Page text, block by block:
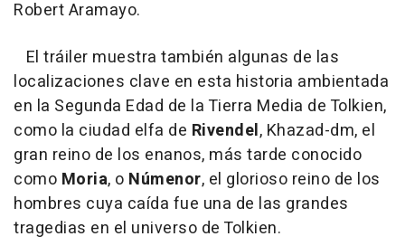
Robert Aramayo.
El tráiler muestra también algunas de las
localizaciones clave en esta historia ambientada
en la Segunda Edad de la Tierra Media de Tolkien,
como la ciudad elfa de Rivendel, Khazad-dm, el
gran reino de los enanos, más tarde conocido
como Moria, o Númenor, el glorioso reino de los
hombres cuya caída fue una de las grandes
tragedias en el universo de Tolkien.